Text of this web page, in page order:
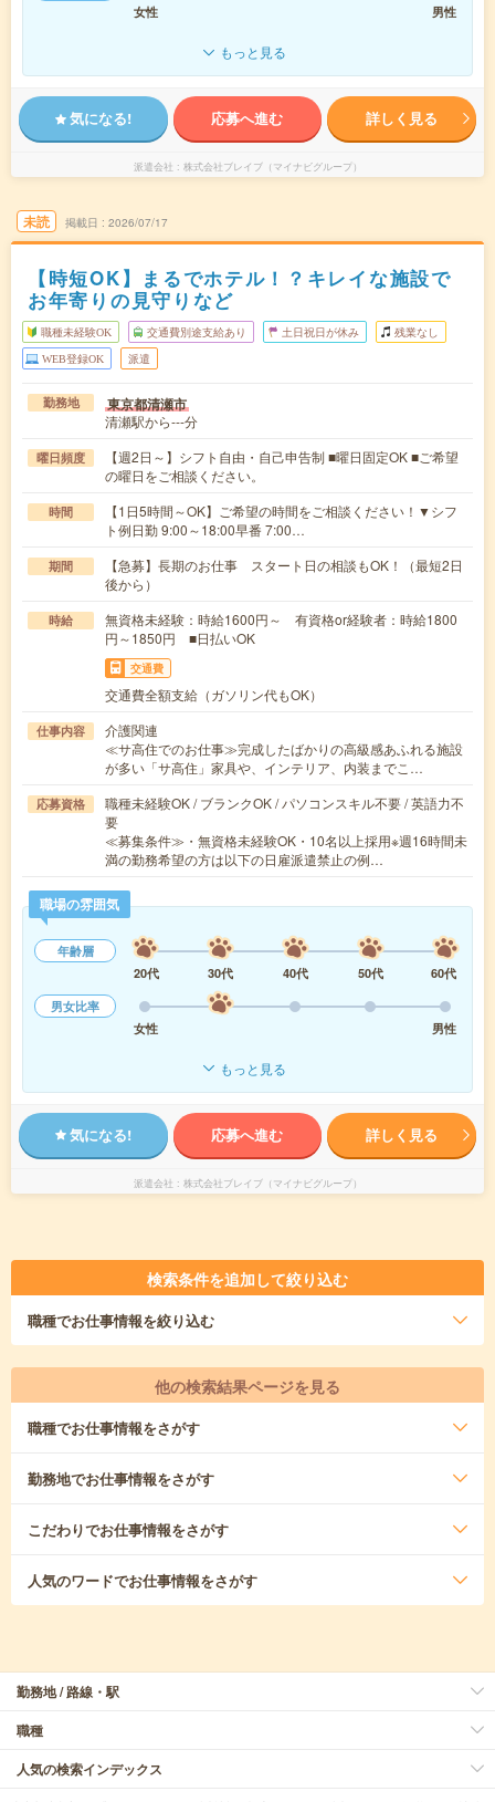
女性
男性
もっと見る
気になる! 応募へ進む 詳しく見る
派遣会社 株式会社ブレイブ（マイナビグループ）
未読 掲載日 2026/07/17
【時短OK】まるでホテル！？キレイな施設で
お年寄りの見守りなど
職種未経験OK 交通費別途支給あり 土日祝日が休み 残業なし
WEB登録OK 派遣
勤務地 東京都清瀬市
清瀬駅から---分
曜日頻度
【週2日～】シフト自由・自己申告制 ■曜日固定OK ■ご希望
の曜日をご相談ください。
時間
【1日5時間～OK】ご希望の時間をご相談ください！▼シフ
ト例日勤 9:00～18:00早番 7:00…
期間
【急募】長期のお仕事 スタート日の相談もOK！（最短2日
後から）
時給
無資格未経験：時給1600円～ 有資格or経験者：時給1800
円～1850円 ■日払いOK
交通費
交通費全額支給（ガソリン代もOK）
仕事内容
介護関連
≪サ高住でのお仕事≫完成したばかりの高級感あふれる施設
が多い「サ高住」家具や、インテリア、内装までこ…
応募資格
職種未経験OK / ブランクOK / パソコンスキル不要 / 英語力不
要
≪募集条件≫・無資格未経験OK・10名以上採用※週16時間未
満の勤務希望の方は以下の日雇派遣禁止の例…
職場の雰囲気
年齢層
20代
30代 40代 50代
60代
男女比率
女性
男性
もっと見る
気になる! 応募へ進む 詳しく見る
派遣会社 株式会社ブレイブ（マイナビグループ）
検索条件を追加して絞り込む
職種でお仕事情報を絞り込む
他の検索結果ページを見る
職種でお仕事情報をさがす
勤務地でお仕事情報をさがす
こだわりでお仕事情報をさがす
人気のワードでお仕事情報をさがす
勤務地 / 路線・駅
職種
人気の検索インデックス